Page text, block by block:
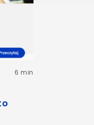
6 min